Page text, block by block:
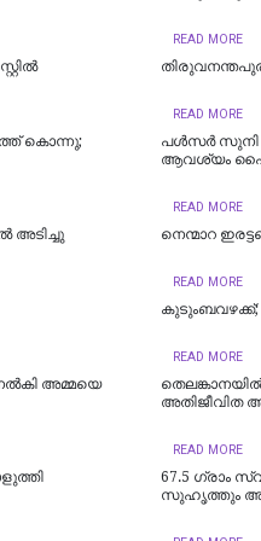
READ MORE
READ MORE
കൊന്നു;
പള്‍സര്‍ സുനി
ആവശ്യം
READ MORE
അടിച്ചു
നെന്മാറ
READ MORE
READ MORE
അമ്മയെ
അതിജീവിത
READ MORE
67.5 ഗ്രാം
സുഹൃത്തും